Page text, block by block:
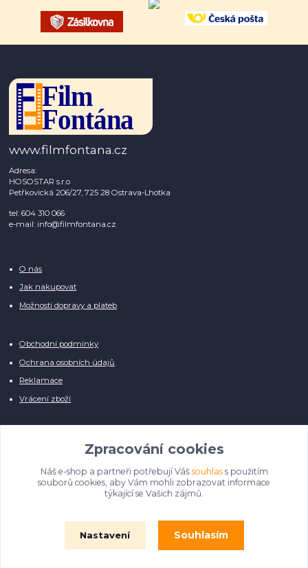
www.filmfontana.cz
Adresa:
HOSOSTAR s.r.o
Petřkovická 206/27, 725 28 Ostrava-Lhotka
tel: 604 310 066
e-mail: info@filmfontana.cz
O nás
Jak nakupovat
Možnosti dopravy a plateb
Obchodní podmínky
Ochrana osobních údajů
Reklamace
Vrácení zboží
Manuálně pro Vás kontrolujeme každý produkt, přesto se může stát, že u
několika z nich je vyobrazen pouze obrázek informativního charakteru.
Omlouváme se, na úpravě databáze pilně pracujeme.
Zpracování cookies
Náš e-shop a partneři potřebují Váš souhlass použitím
souborů cookies, aby Vám mohli zobrazovat informace
týkající se Vašich zájmů.
Nastavení Souhlasím